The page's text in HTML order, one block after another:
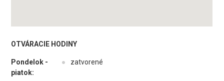
OTVÁRACIE HODINY
Pondelok -
piatok:
● zatvorené